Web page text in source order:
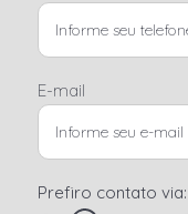
E-mail
Prefiro contato via: